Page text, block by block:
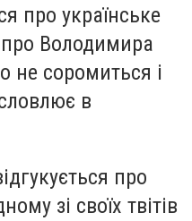
про українське
про Володимира
не соромиться і
в
про
зі своїх твітів